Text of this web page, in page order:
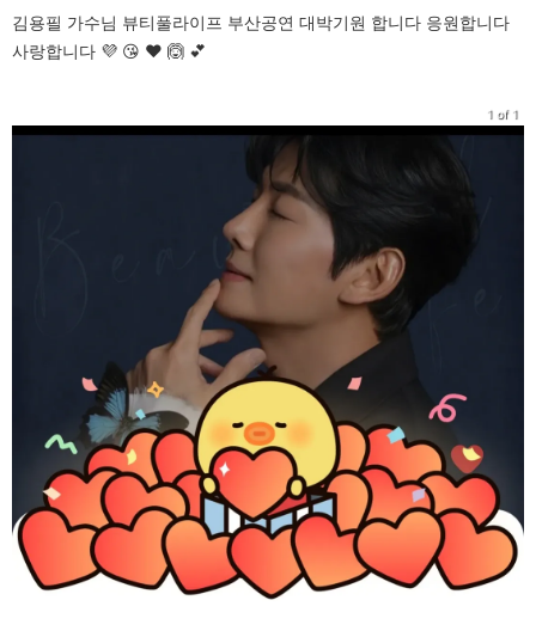
김용필 가수님 뷰티풀라이프 부산공연 대박기원 합니다 응원합니다
사랑합니다 💜 😘 ❤️ 🙆 💕
1 of 1